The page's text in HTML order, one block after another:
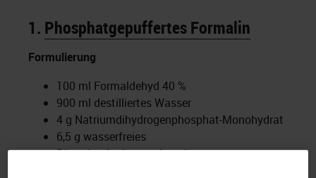
1. Phosphatgepuffertes Formalin
Formulierung
100 ml Formaldehyd 40 %
900 ml destilliertes Wasser
4 g Natriumdihydrogenphosphat-Monohydrat
6,5 g wasserfreies
Dinatriumhydrogenphosphat